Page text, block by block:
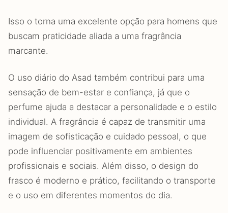
Isso o torna uma excelente opção para homens que
buscam praticidade aliada a uma fragrância
marcante.
O uso diário do Asad também contribui para uma
sensação de bem-estar e confiança, já que o
perfume ajuda a destacar a personalidade e o estilo
individual. A fragrância é capaz de transmitir uma
imagem de sofisticação e cuidado pessoal, o que
pode influenciar positivamente em ambientes
profissionais e sociais. Além disso, o design do
frasco é moderno e prático, facilitando o transporte
e o uso em diferentes momentos do dia.